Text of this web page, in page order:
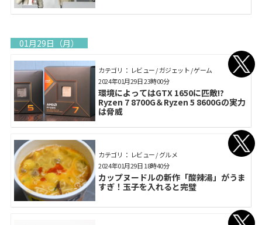
01月29日（月）
カテゴリ： レビュー / ガジェット / ゲーム
環境によってはGTX 1650に匹敵!?
Ryzen 7 8700G＆Ryzen 5 8600Gの実力
は脅威
2024年01月29日 23時00分
カテゴリ： レビュー / グルメ
カップヌードルの新作「酸辣湯」がうま
すぎ！玉子を入れると完璧
2024年01月29日 18時40分